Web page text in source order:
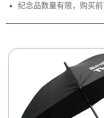
纪念品数量有限，购买